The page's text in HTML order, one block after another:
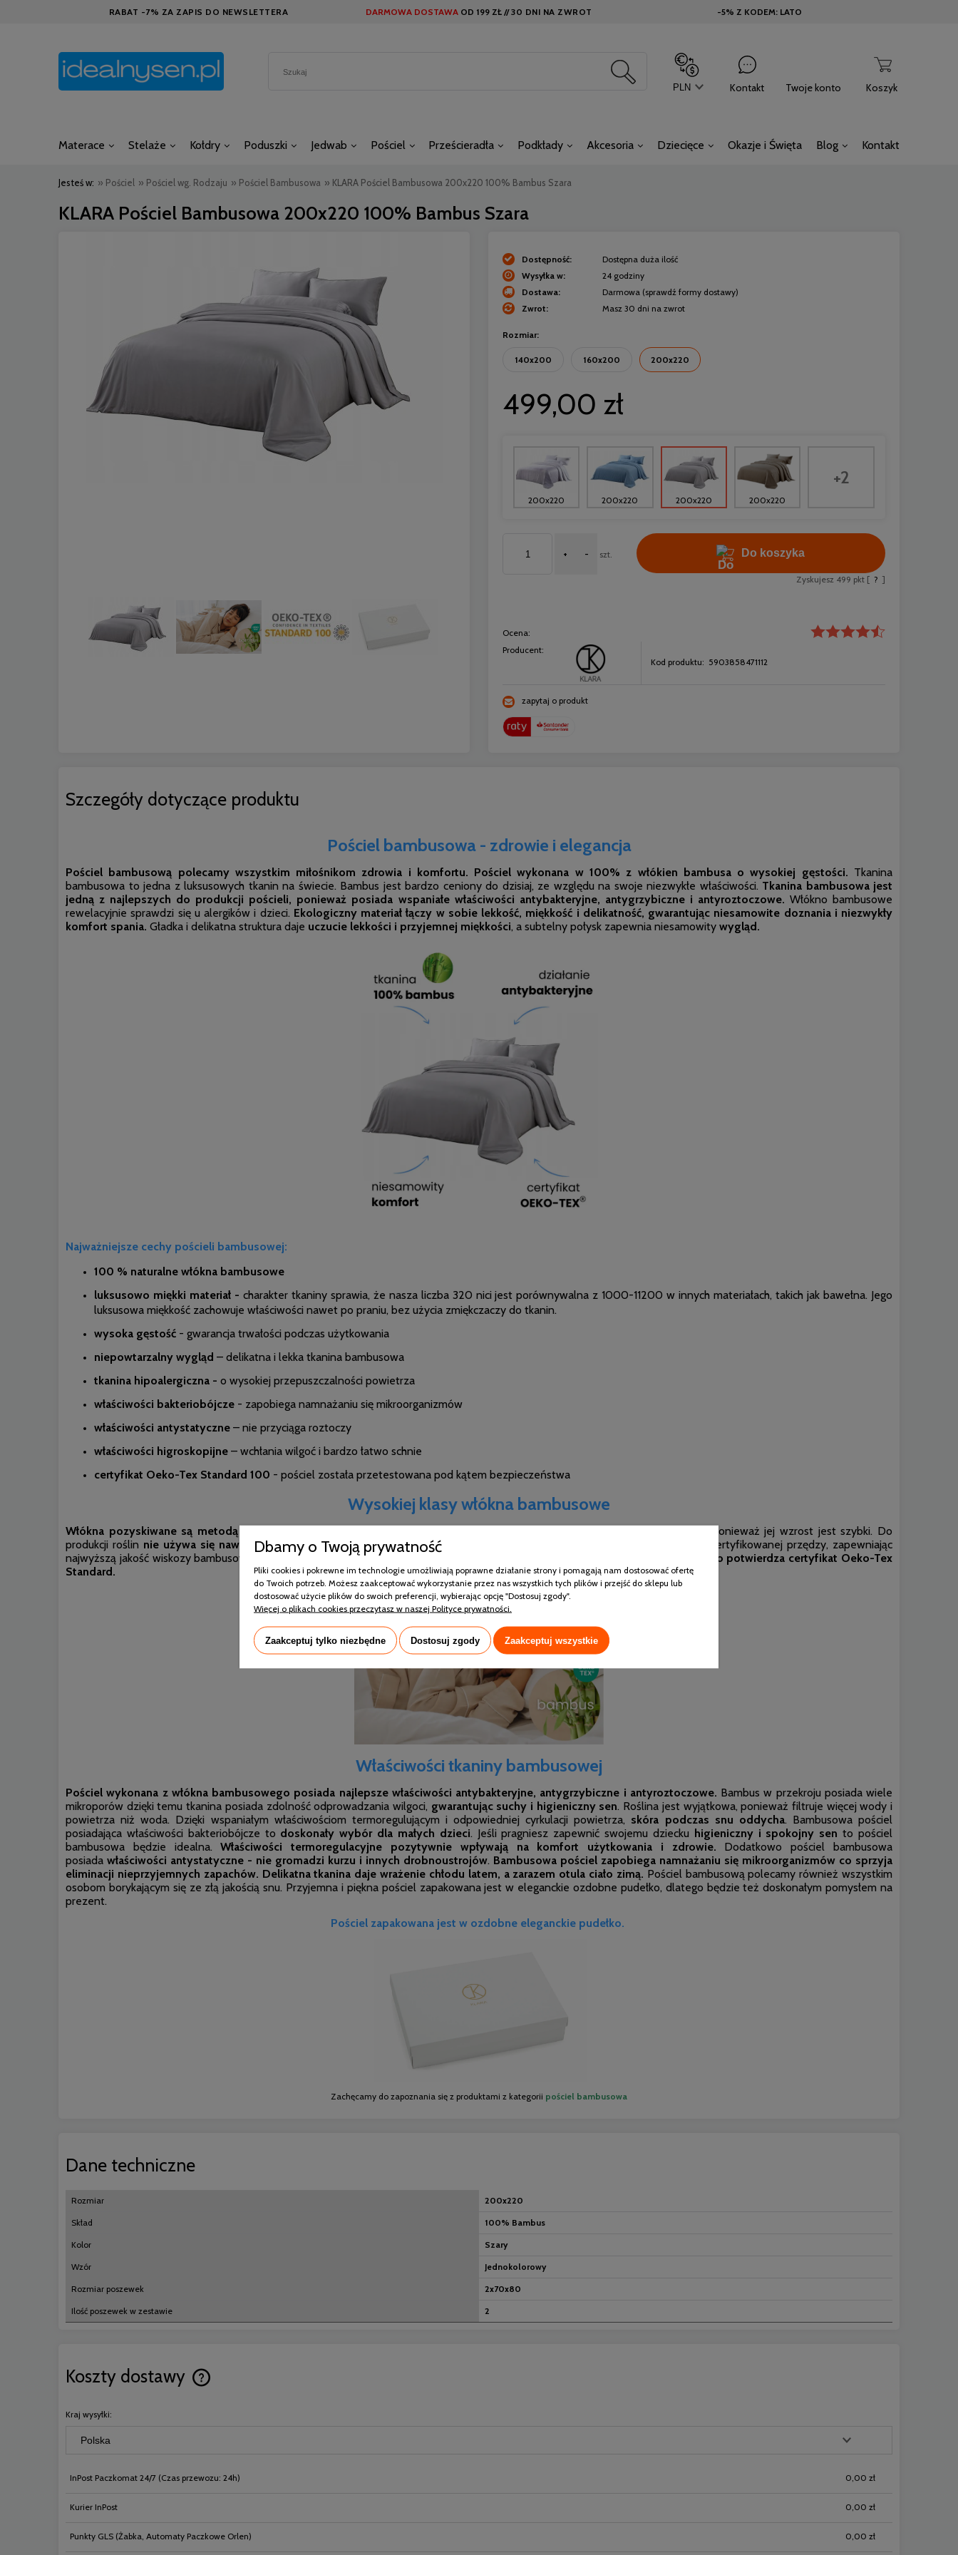
RABAT -7% ZA ZAPIS DO NEWSLETTERA DARMOWA DOSTAWA OD 199 ZŁ //30 DNI NA ZWROT -5% Z KODEM: LATO
Koszyk
Kontakt Twoje konto
Materace Stelaże Kołdry Poduszki Jedwab Pościel Prześcieradła Podkłady Akcesoria Dziecięce Okazje i Święta Blog Kontakt
Jesteś w: » Pościel » Pościel wg. Rodzaju » Pościel Bambusowa » KLARA Pościel Bambusowa 200x220 100% Bambus Szara
KLARA Pościel Bambusowa 200x220 100% Bambus Szara
Dostępność:
Dostępna duża ilość
Wysyłka w:
24 godziny
Dostawa:
Darmowa (sprawdź formy dostawy)
Zwrot:
Masz 30 dni na zwrot
Rozmiar:
140x200 160x200 200x220
499,00 zł
200x220 200x220 200x220 200x220
+2
+ - szt. Do koszyka
Zyskujesz 499 pkt [ ? ]
Ocena:
Producent:
Kod produktu: 5903858471112
zapytaj o produkt
Szczegóły dotyczące produktu
Pościel bambusowa - zdrowie i elegancja
Pościel bambusową polecamy wszystkim miłośnikom zdrowia i komfortu. Pościel wykonana w 100% z włókien bambusa o wysokiej gęstości. Tkanina
bambusowa to jedna z luksusowych tkanin na świecie. Bambus jest bardzo ceniony do dzisiaj, ze względu na swoje niezwykłe właściwości. Tkanina bambusowa jest
jedną z najlepszych do produkcji pościeli, ponieważ posiada wspaniałe właściwości antybakteryjne, antygrzybiczne i antyroztoczowe. Włókno bambusowe
rewelacyjnie sprawdzi się u alergików i dzieci. Ekologiczny materiał łączy w sobie lekkość, miękkość i delikatność, gwarantując niesamowite doznania i niezwykły
komfort spania. Gładka i delikatna struktura daje uczucie lekkości i przyjemnej miękkości, a subtelny połysk zapewnia niesamowity wygląd.
Najważniejsze cechy pościeli bambusowej:
100 % naturalne włókna bambusowe
luksusowo miękki materiał - charakter tkaniny sprawia, że nasza liczba 320 nici jest porównywalna z 1000-11200 w innych materiałach, takich jak bawełna. Jego
luksusowa miękkość zachowuje właściwości nawet po praniu, bez użycia zmiękczaczy do tkanin.
wysoka gęstość - gwarancja trwałości podczas użytkowania
niepowtarzalny wygląd – delikatna i lekka tkanina bambusowa
tkanina hipoalergiczna - o wysokiej przepuszczalności powietrza
właściwości bakteriobójcze - zapobiega namnażaniu się mikroorganizmów
właściwości antystatyczne – nie przyciąga roztoczy
właściwości higroskopijne – wchłania wilgoć i bardzo łatwo schnie
certyfikat Oeko-Tex Standard 100 - pościel została przetestowana pod kątem bezpieczeństwa
Wysokiej klasy włókna bambusowe
Włókna pozyskiwane są metodą wiskozową, a do ich produkcji użyto bambusa.
, ponieważ jej wzrost jest szybki. Do
produkcji roślin nie używa się nawozów i pestycydów.Komplety pościeli bambusowej powstają na nowoczesnych krosnach, z certyfikowanej przędzy, zapewniając
najwyższą jakość wiskozy bambusowej.
Barwienie pościeli bambusowych odbywa się za pomocą nieszkodzących barwników, co potwierdza certyfikat Oeko-Tex
Standard.
Właściwości tkaniny bambusowej
Pościel wykonana z włókna bambusowego posiada najlepsze właściwości antybakteryjne, antygrzybiczne i antyroztoczowe. Bambus w przekroju posiada wiele
mikroporów dzięki temu tkanina posiada zdolność odprowadzania wilgoci, gwarantując suchy i higieniczny sen. Roślina jest wyjątkowa, ponieważ filtruje więcej wody i
powietrza niż woda. Dzięki wspaniałym właściwościom termoregulującym i odpowiedniej cyrkulacji powietrza, skóra podczas snu oddycha. Bambusowa pościel
posiadająca właściwości bakteriobójcze to doskonały wybór dla małych dzieci. Jeśli pragniesz zapewnić swojemu dziecku higieniczny i spokojny sen to pościel
bambusowa będzie idealna.Właściwości termoregulacyjne pozytywnie wpływają na komfort użytkowania i zdrowie. Dodatkowo pościel bambusowa
posiada właściwości antystatyczne - nie gromadzi kurzu i innych drobnoustrojów. Bambusowa pościel zapobiega namnażaniu się mikroorganizmów co sprzyja
eliminacji nieprzyjemnych zapachów. Delikatna tkanina daje wrażenie chłodu latem, a zarazem otula ciało zimą. Pościel bambusową polecamy również wszystkim
osobom borykającym się ze złą jakością snu. Przyjemna i piękna pościel zapakowana jest w eleganckie ozdobne pudełko, dlatego będzie też doskonałym pomysłem na
prezent.
Pościel zapakowana jest w ozdobne eleganckie pudełko.
Zachęcamy do zapoznania się z produktami z kategorii pościel bambusowa
Dane techniczne
Rozmiar 200x220
Skład 100% Bambus
Kolor Szary
Wzór Jednokolorowy
Rozmiar poszewek 2x70x80
Ilość poszewek w zestawie 2
Koszty dostawy
Kraj wysyłki:
InPost Paczkomat 24/7 (Czas przewozu: 24h) 0,00 zł
Kurier InPost 0,00 zł
Punkty GLS (Żabka, Automaty Paczkowe Orlen) 0,00 zł
Dbamy o Twoją prywatność
Pliki cookies i pokrewne im technologie umożliwiają poprawne działanie strony i pomagają nam dostosować ofertę
do Twoich potrzeb. Możesz zaakceptować wykorzystanie przez nas wszystkich tych plików i przejść do sklepu lub
dostosować użycie plików do swoich preferencji, wybierając opcję "Dostosuj zgody".
Więcej o plikach cookies przeczytasz w naszej Polityce prywatności.
Zaakceptuj tylko niezbędne Dostosuj zgody Zaakceptuj wszystkie